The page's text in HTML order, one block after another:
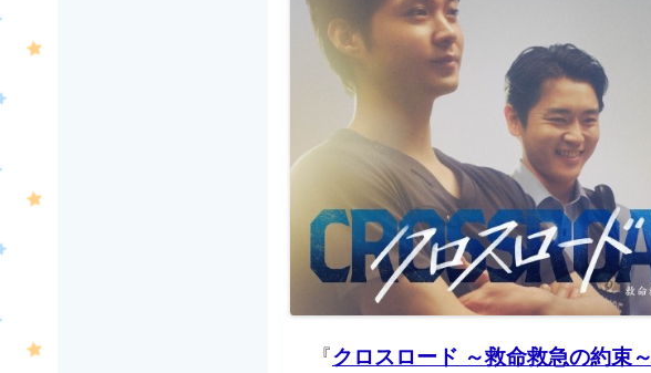
『クロスロード ～救命救急の約束～